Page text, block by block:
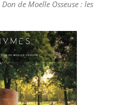
Don de Moelle Osseuse : les